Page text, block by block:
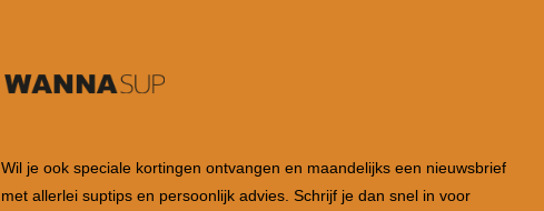
Wil je ook speciale kortingen ontvangen en maandelijks een nieuwsbrief
met allerlei suptips en persoonlijk advies. Schrijf je dan snel in voor